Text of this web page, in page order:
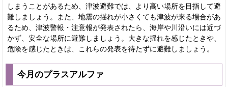
しまうことがあるため、津波避難では、より高い場所を目指して避
難しましょう。また、地震の揺れが小さくても津波が来る場合があ
るため、津波警報・注意報が発表されたら、海岸や川沿いには近づ
かず、安全な場所に避難しましょう。大きな揺れを感じたときや、
危険を感じたときは、これらの発表を待たずに避難しましょう。
今月のプラスアルファ